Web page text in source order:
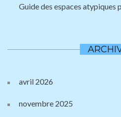
Guide des espaces
avril 2026
novembre 2025